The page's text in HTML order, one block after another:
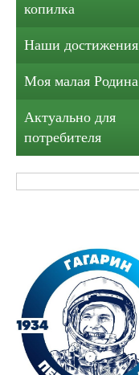
копилка
Наши достижения
Моя малая Родина
Актуально для
потребителя